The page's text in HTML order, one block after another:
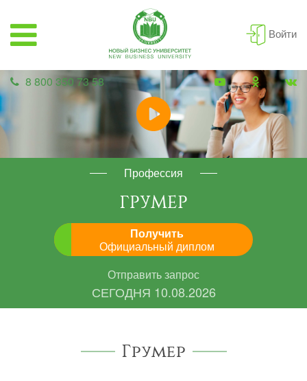
Войти
8 800 350 73 58
Профессия
ГРУМЕР
Получить
Официальный диплом
Отправить запрос
СЕГОДНЯ 10.08.2026
Грумер